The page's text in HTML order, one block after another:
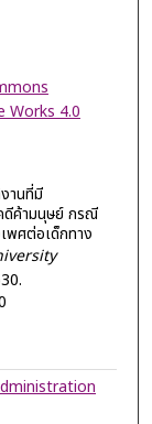
Works 4.0
านที่มี
ดีค้ามนุษย์ กรณี
พศต่อเด็กทาง